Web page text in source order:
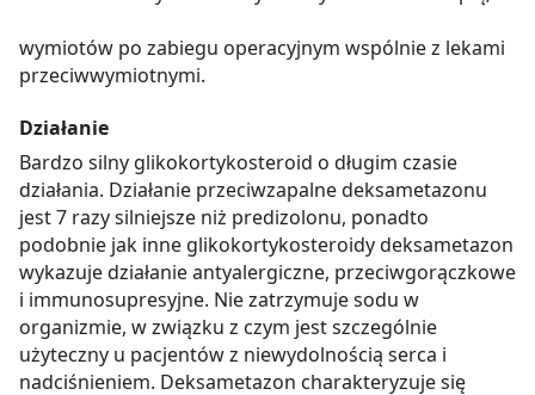
wymiotów po zabiegu operacyjnym wspólnie z lekami
przeciwwymiotnymi.
Działanie
Bardzo silny glikokortykosteroid o długim czasie
działania. Działanie przeciwzapalne deksametazonu
jest 7 razy silniejsze niż predizolonu, ponadto
podobnie jak inne glikokortykosteroidy deksametazon
wykazuje działanie antyalergiczne, przeciwgorączkowe
i immunosupresyjne. Nie zatrzymuje sodu w
organizmie, w związku z czym jest szczególnie
użyteczny u pacjentów z niewydolnością serca i
nadciśnieniem. Deksametazon charakteryzuje się